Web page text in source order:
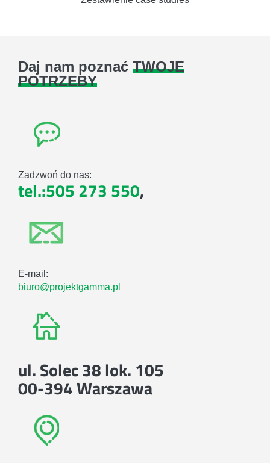
Daj nam poznać TWOJE
POTRZEBY
Zadzwoń do nas:
tel.:505 273 550,
E-mail:
biuro@projektgamma.pl
ul. Solec 38 lok. 105
00-394 Warszawa